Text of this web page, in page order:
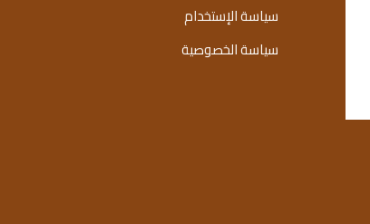
سياسة الإستخدام
سياسة الخصوصية